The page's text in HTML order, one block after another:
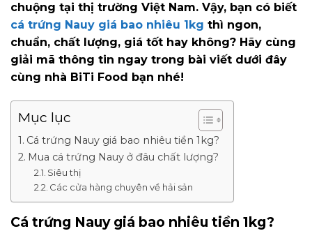
chuộng tại thị trường Việt Nam. Vậy, bạn có biết
cá trứng Nauy giá bao nhiêu 1kg thì ngon,
chuẩn, chất lượng, giá tốt hay không? Hãy cùng
giải mã thông tin ngay trong bài viết dưới đây
cùng nhà BiTi Food bạn nhé!
Mục lục
Cá trứng Nauy giá bao nhiêu tiền 1kg?
Mua cá trứng Nauy ở đâu chất lượng?
Siêu thị
Các cửa hàng chuyên về hải sản
Cá trứng Nauy giá bao nhiêu tiền 1kg?